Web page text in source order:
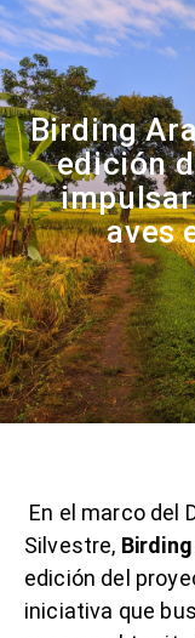
Birding
edición
aves
En el marco del
Silvestre,
edición del
iniciativa que